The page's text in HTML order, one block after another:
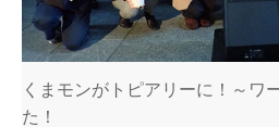
くまモンがトピアリーに！～ワ
た！